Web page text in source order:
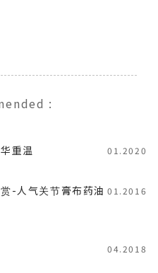
:
重温 01.2020
-人气关节膏布药油 01.2016
04.2018